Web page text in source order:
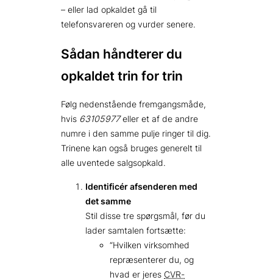
– eller lad opkaldet gå til
telefonsvareren og vurder senere.
Sådan håndterer du
opkaldet trin for trin
Følg nedenstående fremgangsmåde,
hvis 63105977eller et af de andre
numre i den samme pulje ringer til dig.
Trinene kan også bruges generelt til
alle uventede salgsopkald.
Identificér afsenderen med
det samme
Stil disse tre spørgsmål, før du
lader samtalen fortsætte:
“Hvilken virksomhed
repræsenterer du, og
hvad er jeres CVR-